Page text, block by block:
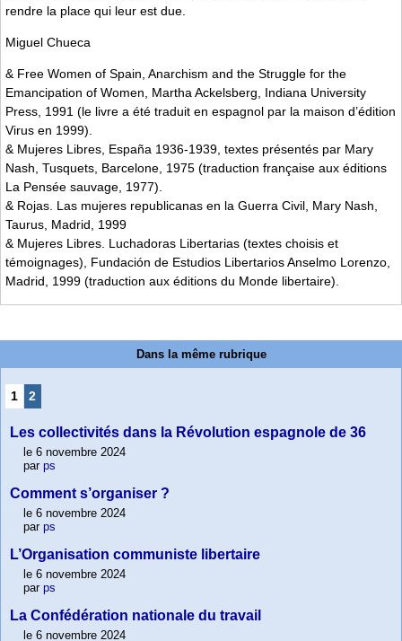
rendre la place qui leur est due.
Miguel Chueca
& Free Women of Spain, Anarchism and the Struggle for the
Emancipation of Women, Martha Ackelsberg, Indiana University
Press, 1991 (le livre a été traduit en espagnol par la maison d’édition
Virus en 1999).
& Mujeres Libres, España 1936-1939, textes présentés par Mary
Nash, Tusquets, Barcelone, 1975 (traduction française aux éditions
La Pensée sauvage, 1977).
& Rojas. Las mujeres republicanas en la Guerra Civil, Mary Nash,
Taurus, Madrid, 1999
& Mujeres Libres. Luchadoras Libertarias (textes choisis et
témoignages), Fundación de Estudios Libertarios Anselmo Lorenzo,
Madrid, 1999 (traduction aux éditions du Monde libertaire).
Dans la même rubrique
1 2
Les collectivités dans la Révolution espagnole de 36
le 6 novembre 2024
par ps
Comment s’organiser ?
le 6 novembre 2024
par ps
L’Organisation communiste libertaire
le 6 novembre 2024
par ps
La Confédération nationale du travail
le 6 novembre 2024